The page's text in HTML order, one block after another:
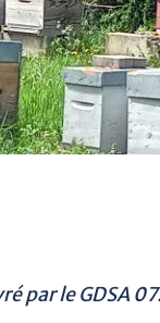
le GDSA